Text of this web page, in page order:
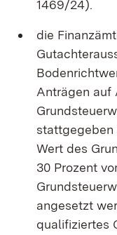
1469/24).
die
Anträgen auf
stattgegeben
Wert des
30 Prozent
angesetzt
qualifiziertes